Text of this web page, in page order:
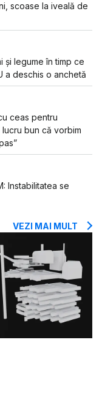
scoase la iveală de
și legume în timp ce
a deschis o anchetă
ceas pentru
lucru bun că vorbim
Instabilitatea se
VEZI MAI MULT